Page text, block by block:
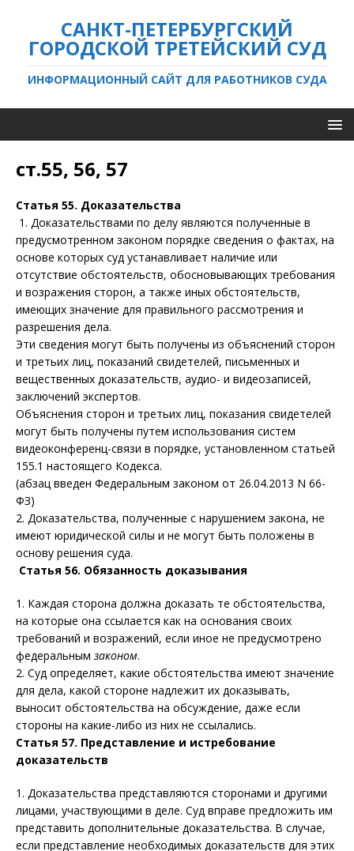
САНКТ-ПЕТЕРБУРГСКИЙ
ГОРОДСКОЙ ТРЕТЕЙСКИЙ СУД
ИНФОРМАЦИОННЫЙ САЙТ ДЛЯ РАБОТНИКОВ СУДА
ст.55, 56, 57
Статья 55. Доказательства
1. Доказательствами по делу являются полученные в
предусмотренном законом порядке сведения о фактах, на
основе которых суд устанавливает наличие или
отсутствие обстоятельств, обосновывающих требования
и возражения сторон, а также иных обстоятельств,
имеющих значение для правильного рассмотрения и
разрешения дела.
Эти сведения могут быть получены из объяснений сторон
и третьих лиц, показаний свидетелей, письменных и
вещественных доказательств, аудио- и видеозаписей,
заключений экспертов.
Объяснения сторон и третьих лиц, показания свидетелей
могут быть получены путем использования систем
видеоконференц-связи в порядке, установленном статьей
155.1 настоящего Кодекса.
(абзац введен Федеральным законом от 26.04.2013 N 66-
ФЗ)
2. Доказательства, полученные с нарушением закона, не
имеют юридической силы и не могут быть положены в
основу решения суда.
Статья 56. Обязанность доказывания
1. Каждая сторона должна доказать те обстоятельства,
на которые она ссылается как на основания своих
требований и возражений, если иное не предусмотрено
федеральным законом.
2. Суд определяет, какие обстоятельства имеют значение
для дела, какой стороне надлежит их доказывать,
выносит обстоятельства на обсуждение, даже если
стороны на какие-либо из них не ссылались.
Статья 57. Представление и истребование
доказательств
1. Доказательства представляются сторонами и другими
лицами, участвующими в деле. Суд вправе предложить им
представить дополнительные доказательства. В случае,
если представление необходимых доказательств для этих